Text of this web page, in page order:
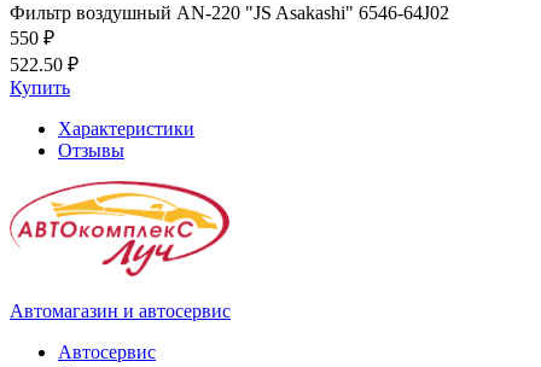
Фильтр воздушный AN-220 "JS Asakashi" 6546-64J02
550 ₽
522.50 ₽
Купить
Характеристики
Отзывы
Автомагазин и автосервис
Автосервис